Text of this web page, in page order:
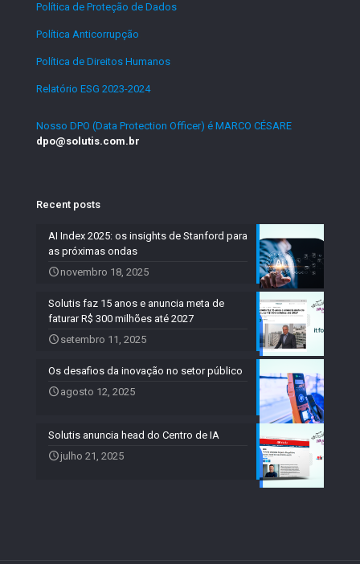
Política de Proteção de Dados
Política Anticorrupção
Política de Direitos Humanos
Relatório ESG 2023-2024.
Nosso DPO (Data Protection Officer) é MARCO CÉSARE
dpo@solutis.com.br
Recent posts
AI Index 2025: os insights de Stanford para
as próximas ondas
novembro 18, 2025
Solutis faz 15 anos e anuncia meta de
faturar R$ 300 milhões até 2027
setembro 11, 2025
Os desafios da inovação no setor público
agosto 12, 2025
Solutis anuncia head do Centro de IA
julho 21, 2025